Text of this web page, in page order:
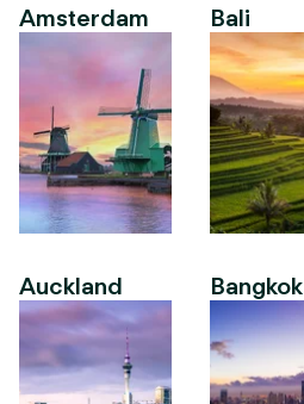
Amsterdam
Auckland
Bali
Bangkok